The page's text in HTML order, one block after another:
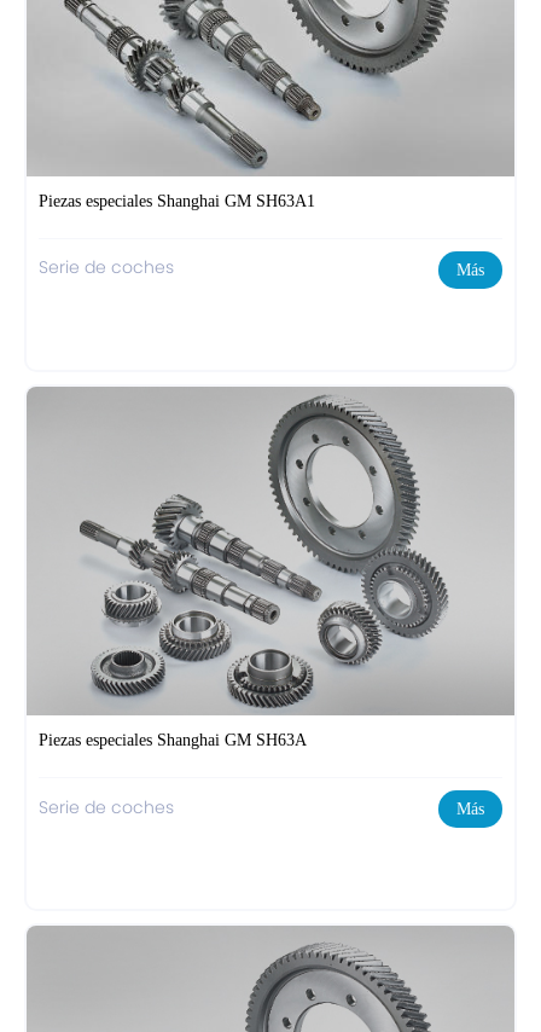
Piezas especiales Shanghai GM SH63A1
Serie de coches Más
Piezas especiales Shanghai GM SH63A
Serie de coches Más